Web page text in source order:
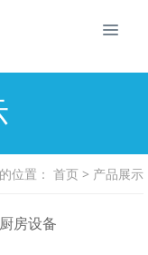
位置： 首页 > 产品展示
房设备